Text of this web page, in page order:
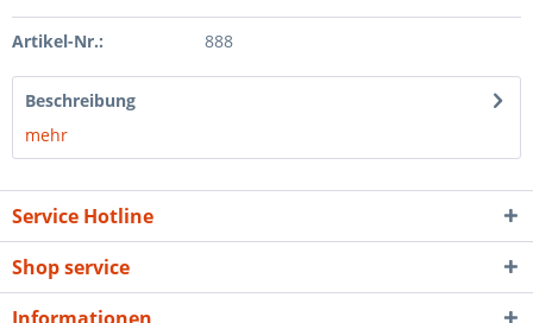
Artikel-Nr.: 888
Beschreibung
mehr
Service Hotline
Shop service